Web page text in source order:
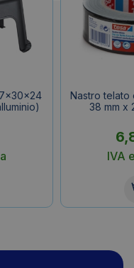
Nastro telato
38 mm x
IVA